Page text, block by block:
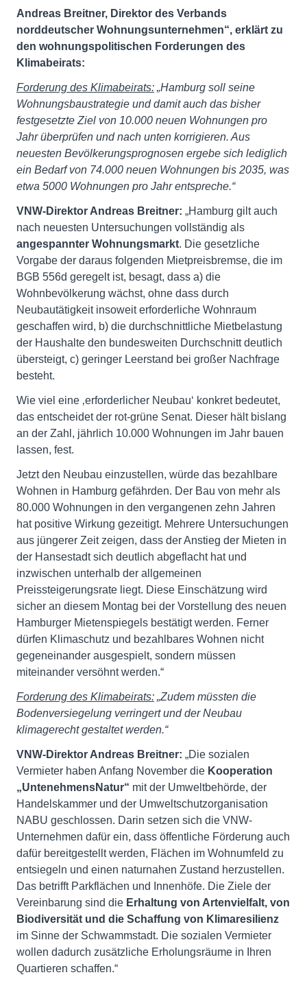
Andreas Breitner, Direktor des Verbands
norddeutscher Wohnungsunternehmen“, erklärt zu
den wohnungspolitischen Forderungen des
Klimabeirats:
Forderung des Klimabeirats: „Hamburg soll seine
Wohnungsbaustrategie und damit auch das bisher
festgesetzte Ziel von 10.000 neuen Wohnungen pro
Jahr überprüfen und nach unten korrigieren. Aus
neuesten Bevölkerungsprognosen ergebe sich lediglich
ein Bedarf von 74.000 neuen Wohnungen bis 2035, was
etwa 5000 Wohnungen pro Jahr entspreche.“
VNW-Direktor Andreas Breitner: „Hamburg gilt auch
nach neuesten Untersuchungen vollständig als
angespannter Wohnungsmarkt. Die gesetzliche
Vorgabe der daraus folgenden Mietpreisbremse, die im
BGB 556d geregelt ist, besagt, dass a) die
Wohnbevölkerung wächst, ohne dass durch
Neubautätigkeit insoweit erforderliche Wohnraum
geschaffen wird, b) die durchschnittliche Mietbelastung
der Haushalte den bundesweiten Durchschnitt deutlich
übersteigt, c) geringer Leerstand bei großer Nachfrage
besteht.
Wie viel eine ‚erforderlicher Neubau‘ konkret bedeutet,
das entscheidet der rot-grüne Senat. Dieser hält bislang
an der Zahl, jährlich 10.000 Wohnungen im Jahr bauen
lassen, fest.
Jetzt den Neubau einzustellen, würde das bezahlbare
Wohnen in Hamburg gefährden. Der Bau von mehr als
80.000 Wohnungen in den vergangenen zehn Jahren
hat positive Wirkung gezeitigt. Mehrere Untersuchungen
aus jüngerer Zeit zeigen, dass der Anstieg der Mieten in
der Hansestadt sich deutlich abgeflacht hat und
inzwischen unterhalb der allgemeinen
Preissteigerungsrate liegt. Diese Einschätzung wird
sicher an diesem Montag bei der Vorstellung des neuen
Hamburger Mietenspiegels bestätigt werden. Ferner
dürfen Klimaschutz und bezahlbares Wohnen nicht
gegeneinander ausgespielt, sondern müssen
miteinander versöhnt werden.“
Forderung des Klimabeirats: „Zudem müssten die
Bodenversiegelung verringert und der Neubau
klimagerecht gestaltet werden.“
VNW-Direktor Andreas Breitner: „Die sozialen
Vermieter haben Anfang November die Kooperation
„UntenehmensNatur“ mit der Umweltbehörde, der
Handelskammer und der Umweltschutzorganisation
NABU geschlossen. Darin setzen sich die VNW-
Unternehmen dafür ein, dass öffentliche Förderung auch
dafür bereitgestellt werden, Flächen im Wohnumfeld zu
entsiegeln und einen naturnahen Zustand herzustellen.
Das betrifft Parkflächen und Innenhöfe. Die Ziele der
Vereinbarung sind die Erhaltung von Artenvielfalt, von
Biodiversität und die Schaffung von Klimaresilienz
im Sinne der Schwammstadt. Die sozialen Vermieter
wollen dadurch zusätzliche Erholungsräume in Ihren
Quartieren schaffen.“